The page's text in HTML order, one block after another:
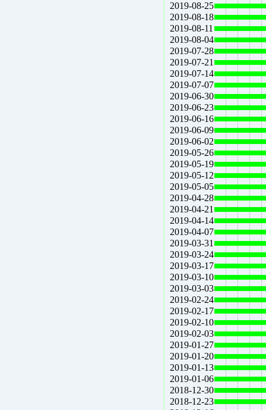
2019-08-25
2019-08-18
2019-08-11
2019-08-04
2019-07-28
2019-07-21
2019-07-14
2019-07-07
2019-06-30
2019-06-23
2019-06-16
2019-06-09
2019-06-02
2019-05-26
2019-05-19
2019-05-12
2019-05-05
2019-04-28
2019-04-21
2019-04-14
2019-04-07
2019-03-31
2019-03-24
2019-03-17
2019-03-10
2019-03-03
2019-02-24
2019-02-17
2019-02-10
2019-02-03
2019-01-27
2019-01-20
2019-01-13
2019-01-06
2018-12-30
2018-12-23